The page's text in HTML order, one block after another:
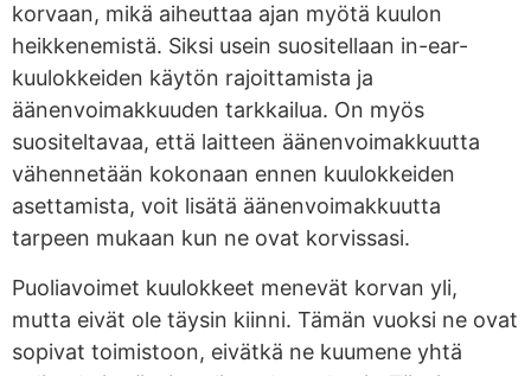
korvaan, mikä aiheuttaa ajan myötä kuulon
heikkenemistä. Siksi usein suositellaan in-ear-
kuulokkeiden käytön rajoittamista ja
äänenvoimakkuuden tarkkailua. On myös
suositeltavaa, että laitteen äänenvoimakkuutta
vähennetään kokonaan ennen kuulokkeiden
asettamista, voit lisätä äänenvoimakkuutta
tarpeen mukaan kun ne ovat korvissasi.
Puoliavoimet kuulokkeet menevät korvan yli,
mutta eivät ole täysin kiinni. Tämän vuoksi ne ovat
sopivat toimistoon, eivätkä ne kuumene yhtä